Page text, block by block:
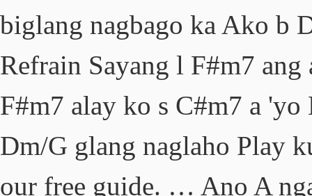
biglang nagbago ka Ako b
Refrain Sayang l F#m7
F#m7 alay ko s C#m7 a
Dm/G glang naglaho Play
our free guide. … Ano A